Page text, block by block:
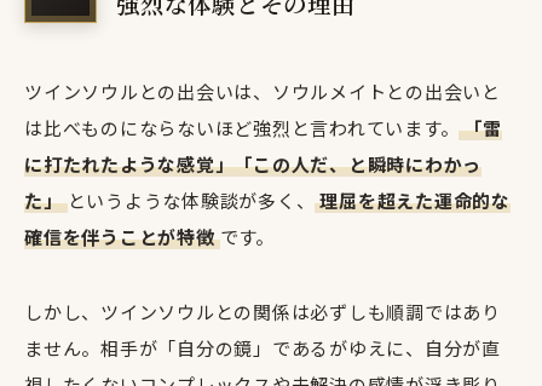
ツインソウルとの出会いは、ソウルメイトとの出会いと
は比べものにならないほど強烈と言われています。「雷
に打たれたような感覚」「この人だ、と瞬時にわかっ
た」というような体験談が多く、理屈を超えた運命的な
確信を伴うことが特徴です。
しかし、ツインソウルとの関係は必ずしも順調ではあり
ません。相手が「自分の鏡」であるがゆえに、自分が直